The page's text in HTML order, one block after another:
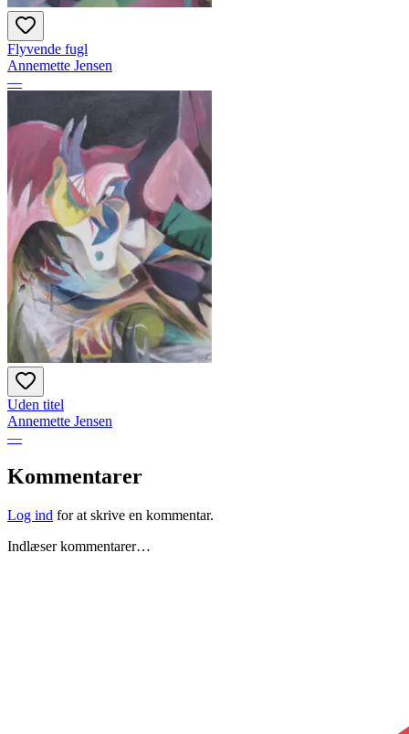
Flyvende fugl
Annemette Jensen
—
Uden titel
Annemette Jensen
—
Kommentarer
Log ind for at skrive en kommentar.
Indlæser kommentarer…